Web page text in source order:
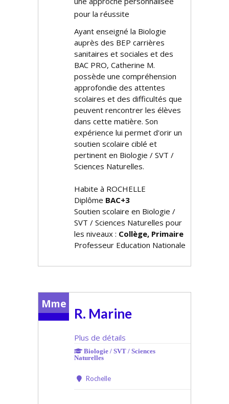
pour la réussite
Ayant enseigné la Biologie
auprès des BEP carrières
sanitaires et sociales et des
BAC PRO, Catherine M.
possède une compréhension
approfondie des attentes
scolaires et des difficultés que
peuvent rencontrer les élèves
dans cette matière. Son
expérience lui permet d'offrir un
soutien scolaire ciblé et
pertinent en Biologie / SVT /
Sciences Naturelles.
Habite à ROCHELLE
Diplôme BAC+3
Soutien scolaire en Biologie /
SVT / Sciences Naturelles pour
les niveaux : Collège, Primaire
Professeur Education Nationale
Mme
R. Marine
Plus de détails
Biologie / SVT / Sciences
Naturelles
Rochelle